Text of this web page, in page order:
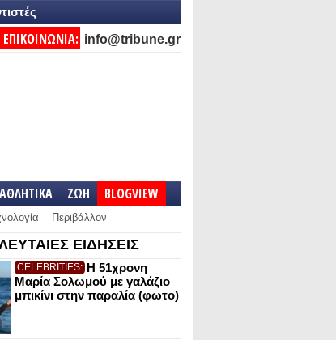
ΕΠΙΚΟΙΝΩΝΙΑ: info@tribune.gr
ΑΘΛΗΤΙΚΑ ΖΩΗ BLOGVIEW
Περιβάλλον
ΕΙΔΗΣΕΙΣ
CELEBRITIES: Η 51χρονη
Μαρία Σολωμού με γαλάζιο
μπικίνι στην παραλία (φωτο)